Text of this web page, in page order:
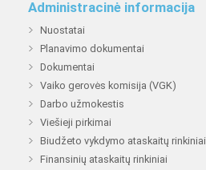
Administracinė informacija
Nuostatai
Planavimo dokumentai
Dokumentai
Vaiko gerovės komisija (VGK)
Darbo užmokestis
Viešieji pirkimai
Biudžeto vykdymo ataskaitų rinkiniai
Finansinių ataskaitų rinkiniai